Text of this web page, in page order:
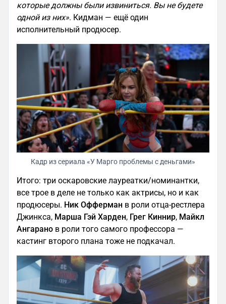
которые должны были извиниться. Вы не будете
одной из них». Кидман — ещё один
исполнительный продюсер.
Кадр из сериала «У Марго проблемы с деньгами»
Итого: три оскаровские лауреатки/номинантки,
все трое в деле не только как актрисы, но и как
продюсеры. Ник Офферман в роли отца-рестлера
Джинкса, Марша Гэй Харден, Грег Киннир, Майкл
Ангарано в роли того самого профессора —
кастинг второго плана тоже не подкачал.